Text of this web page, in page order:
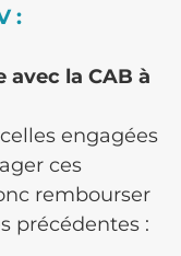
:
avec la CAB à
engagées
ces
rembourser
précédentes :